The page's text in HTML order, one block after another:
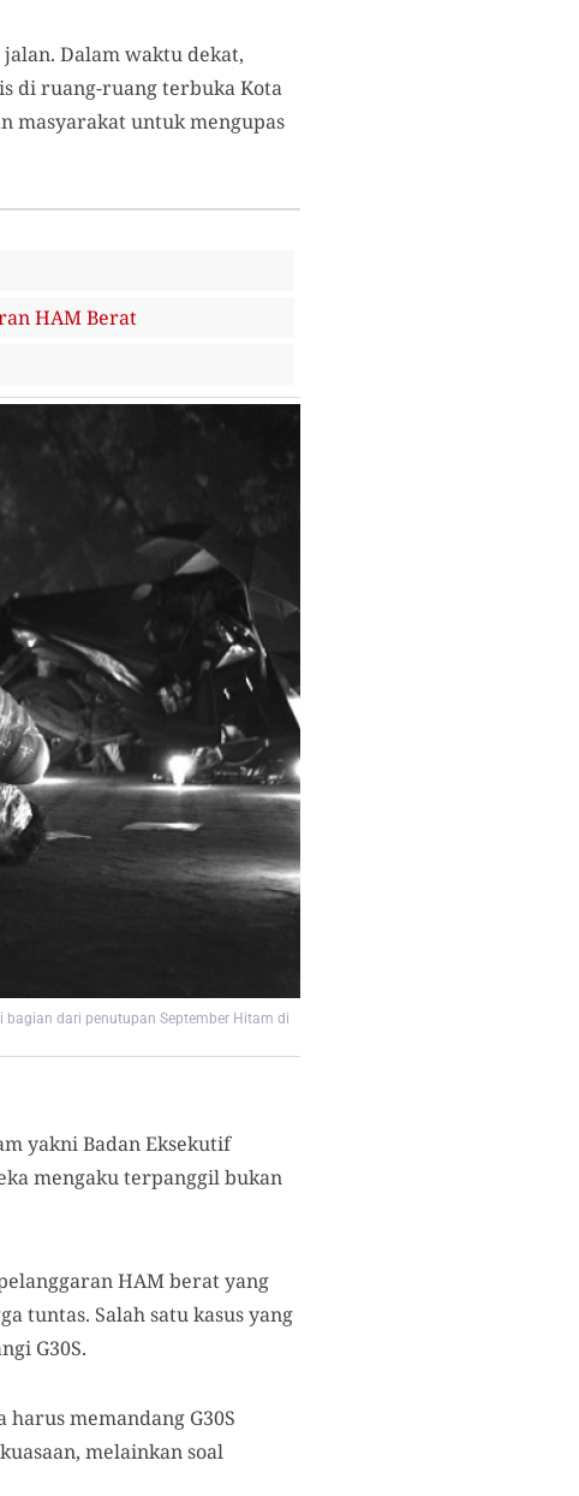
Dalam waktu dekat,
di ruang-ruang terbuka Kota
masyarakat untuk mengupas
HAM Berat
dari penutupan September Hitam di
myakni Badan Eksekutif
mengaku terpanggil bukan
HAM berat yang
tuntas. Salah satu kasus yang
G30S.
memandang G30S
, melainkan soal